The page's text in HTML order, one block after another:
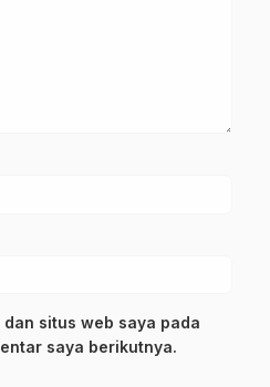
dan situs web saya pada
saya berikutnya.